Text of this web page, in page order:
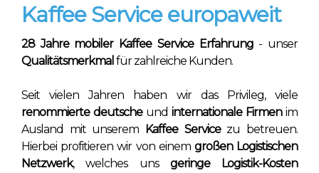
Kaffee Service europaweit
28 Jahre mobiler Kaffee Service Erfahrung- unser
Qualitätsmerkmal für zahlreiche Kunden.
Seit vielen Jahren haben wir das Privileg, viele
renommierte deutscheund internationale Firmenim
Ausland mit unserem Kaffee Servicezu betreuen.
Hierbei profitieren wir von einem großen Logistischen
Netzwerk, welches unsgeringe Logistik-Kosten